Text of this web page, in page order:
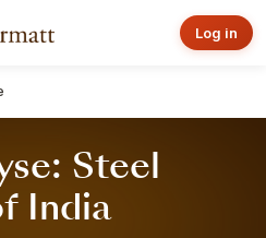
Log in
Steel
India